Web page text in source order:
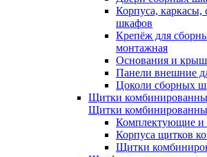
Корпуса, каркасы,
шкафов
Крепёж для
монтажная
Основания и
Панели внешние
Цоколи сборных
Щитки
Щитки
Комплектующие и
Корпуса щитков
Щитки